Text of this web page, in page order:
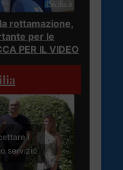
rottamazione,
per le
PER IL VIDEO
i
servizio